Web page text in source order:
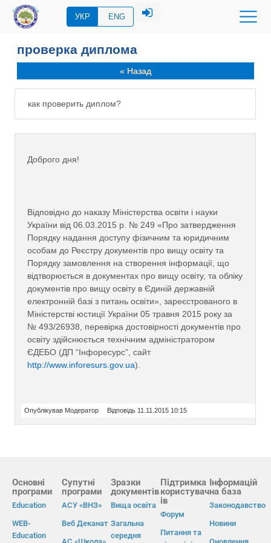
УКР ENG
проверка диплома
« Назад
как проверить диплом?
Доброго дня!
Відповідно до наказу Міністерства освіти і науки
України від 06.03.2015 р. № 249 «Про затвердження
Порядку надання доступу фізичним та юридичним
особам до Реєстру документів про вищу освіту та
Порядку замовлення на створення інформації, що
відтворюється в документах про вищу освіту, та обліку
документів про вищу освіту в Єдиній державній
електронній базі з питань освіти», зареєстрованого в
Міністерстві юстиції України 05 травня 2015 року за
№ 493/26938, перевірка достовірності документів про
освіту здійснюється технічним адміністратором
ЄДЕБО (ДП “Інфоресурс”, сайт
http://www.inforesurs.gov.ua).
Опублікував Модератор Відповідь 11.11.2015 10:15
Основні
програми
Education
WEB-
Education
Супутні
програми
АСУ «ВНЗ»
Веб Деканат
Зразки
документів
Вища освіта
Загальна
середня
Підтримка
користувач
ів
Форум
Питання та
Інформацій
на база
Законодавство
Новини